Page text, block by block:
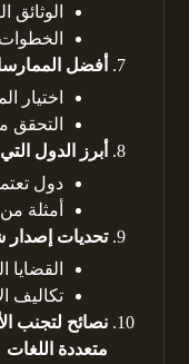
الوثائق
أفضل
اختيار
التحقق
أبرز الدول
دول
أمثلة
تحديات إصدار
القضايا
تكاليف
نصائح لتجنب
متعددة اللغات